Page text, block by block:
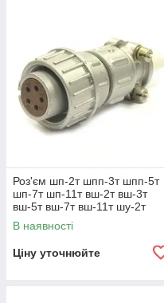
Роз'єм шп-2т шпп-3т шпп-5т
шп-7т шп-11т вш-2т вш-3т
вш-5т вш-7т вш-11т шу-2т
шу-3т шу-5т шу-7т шу-11т
В наявності
Ціну уточнюйте